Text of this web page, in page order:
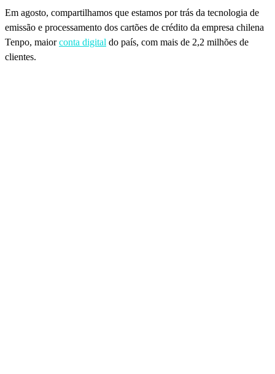
Em agosto, compartilhamos que estamos por trás da tecnologia de
emissão e processamento dos cartões de crédito da empresa chilena
Tenpo, maiorconta digital do país, com mais de 2,2 milhões de
clientes.